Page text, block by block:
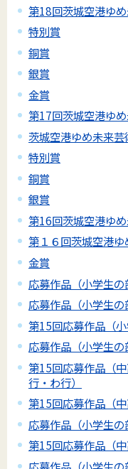
第18回茨城空港ゆ
特別賞
銅賞
銀賞
金賞
第17回茨城空港ゆ
茨城空港ゆめ未来芸
特別賞
銅賞
銀賞
第16回茨城空港ゆ
第１６回茨城空港
金賞
応募作品（小学生の
応募作品（小学生の
第15回応募作品（小
応募作品（小学生の
第15回応募作品（
行・わ行）
第15回応募作品（中
応募作品（小学生の
第15回応募作品（中